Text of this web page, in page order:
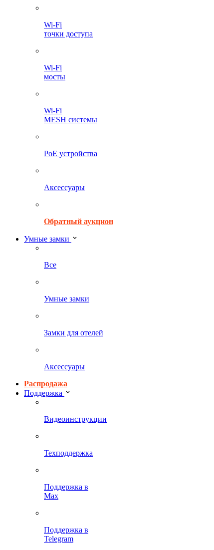
Wi-Fi
точки доступа
Wi-Fi
мосты
Wi-Fi
MESH системы
PoE устройства
Аксессуары
Обратный аукцион
Умные замки
Все
Умные замки
Замки для отелей
Аксессуары
Распродажа
Поддержка
Видеоинструкции
Техподдержка
Поддержка в
Max
Поддержка в
Telegram